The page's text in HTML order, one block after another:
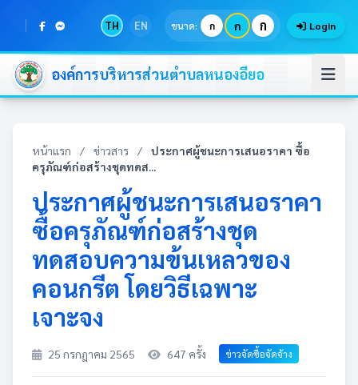
TH EN ขนาด: ก ก ก Login
องค์การบริหารส่วนตำบลหนองอียอ
หน้าแรก / ข่าวสาร /
ประกาศผู้ชนะการเสนอราคา ซื้อ
ครุภัณฑ์ก่อสร้างชุดทดส...
ประกาศผู้ชนะการเสนอราคา
ซื้อครุภัณฑ์ก่อสร้างชุด
ทดสอบความข้นเหลวของ
คอนกรีต โดยวิธีเฉพาะ
เจาะจง
25 กรกฎาคม 2565 647 ครั้ง ข่าวจัดซื้อจัดจ้าง